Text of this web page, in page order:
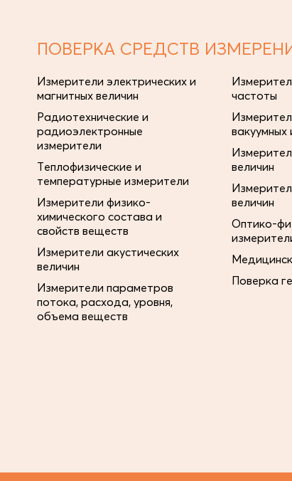
ПОВЕРКА СРЕДСТВ
Измерители электрических и
магнитных величин
Радиотехнические и
радиоэлектронные
измерители
Теплофизические и
температурные измерители
Измерители физико-
химического состава и
свойств веществ
Измерители акустических
величин
Измерители параметров
потока, расхода, уровня,
объема веществ
частоты
вакуумных
величин
величин
Оптико-
Поверка